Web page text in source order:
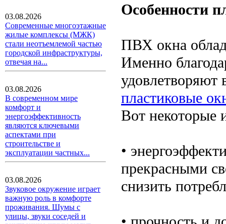
03.08.2026
Современные многоэтажные
жилые комплексы (МЖК)
стали неотъемлемой частью
городской инфраструктуры,
отвечая на...
03.08.2026
В современном мире
комфорт и
энергоэффективность
являются ключевыми
аспектами при
строительстве и
эксплуатации частных...
03.08.2026
Звуковое окружение играет
важную роль в комфорте
проживания. Шумы с
улицы, звуки соседей и
Особенности
ПВХ окна
Именно
удовлетворяют
пластиковые
Вот некоторые
•
прекрасными
снизить